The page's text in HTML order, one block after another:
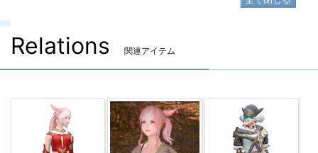
Relations 関連アイテム